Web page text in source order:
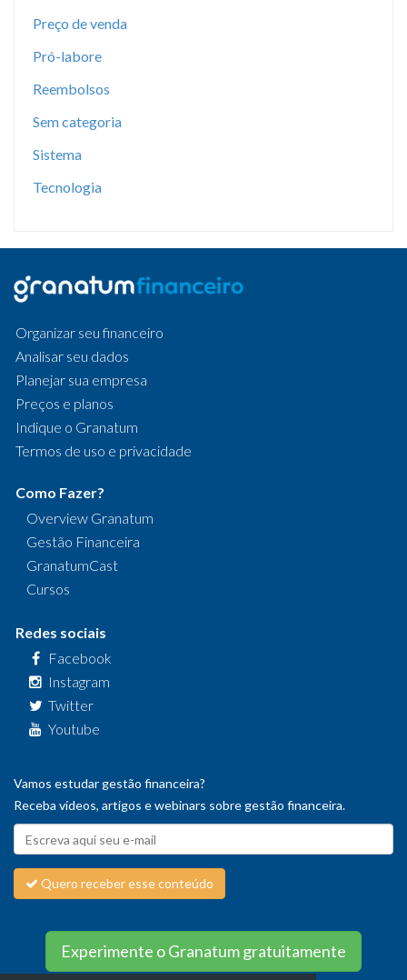
Preço de venda
Pró-labore
Reembolsos
Sem categoria
Sistema
Tecnologia
Organizar seu financeiro
Analisar seu dados
Planejar sua empresa
Preços e planos
Indique o Granatum
Termos de uso e privacidade
Como Fazer?
Overview Granatum
Gestão Financeira
GranatumCast
Cursos
Redes sociais
Facebook
Instagram
Twitter
Youtube
Vamos estudar gestão financeira?
Receba vídeos, artigos e webinars sobre gestão financeira.
Quero receber esse conteúdo
Experimente o Granatum gratuitamente